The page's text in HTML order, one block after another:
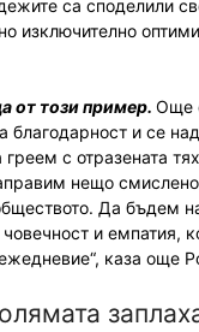
са споделили
изключително
от този пример. Още
благодарност и се
с отразената
нещо
Да бъдем
и емпатия,
каза още